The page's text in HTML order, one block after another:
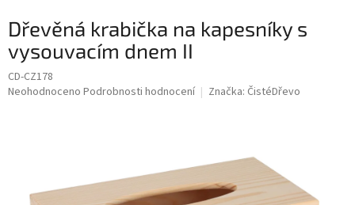
Dřevěná krabička na kapesníky s
vysouvacím dnem II
CD-CZ178
Průměrné
hvězdiček.
Neohodnoceno Podrobnosti hodnocení Značka: ČistéDřevo